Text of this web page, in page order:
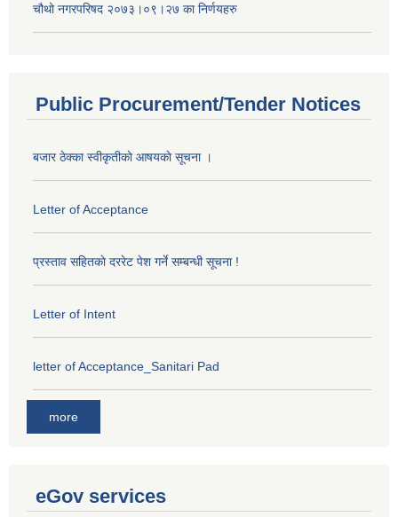
चौथो नगरपरिषद २०७३।०९।२७ का निर्णयहरु
Public Procurement/Tender Notices
बजार ठेक्का स्वीकृतीकाे आषयकाे सूचना ।
Letter of Acceptance
प्रस्ताव सहितकाे दररेट पेश गर्ने सम्बन्धी सूचना !
Letter of Intent
letter of Acceptance_Sanitari Pad
more
eGov services